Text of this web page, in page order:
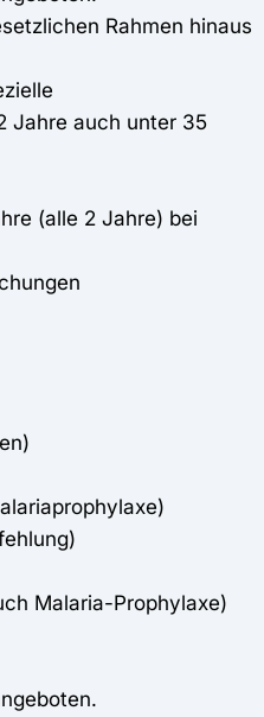
Rahmen hinaus
Jahre auch unter 35
(alle 2 Jahre) bei
Malaria-Prophylaxe)